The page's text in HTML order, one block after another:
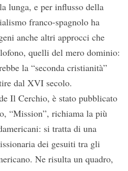
lunga, e per influsso della
franco-spagnolo ha
anche altri approcci che
quelli del mero dominio:
la “seconda cristianità”
dal XVI secolo.
Il Cerchio, è stato pubblicato
“Mission”, richiama la più
si tratta di una
dei gesuiti tra gli
Ne risulta un quadro,